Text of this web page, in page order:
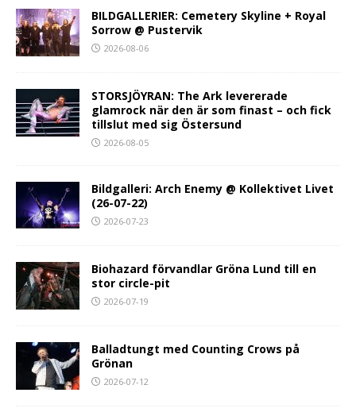
BILDGALLERIER: Cemetery Skyline + Royal
Sorrow @ Pustervik
2026-08-06
STORSJÖYRAN: The Ark levererade
glamrock när den är som finast – och fick
tillslut med sig Östersund
2026-08-05
Bildgalleri: Arch Enemy @ Kollektivet Livet
(26-07-22)
2026-07-23
Biohazard förvandlar Gröna Lund till en
stor circle-pit
2026-07-19
Balladtungt med Counting Crows på
Grönan
2026-07-12